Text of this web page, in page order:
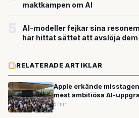
maktkampen om AI
AI-modeller fejkar sina
har hittat sättet att avslöja dem
RELATERADE ARTIKLAR
Apple erkände
mest ambitiösa AI-
5 min